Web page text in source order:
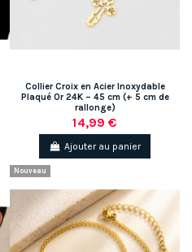
Collier Croix en Acier Inoxydable
Plaqué Or 24K – 45 cm (+ 5 cm de
rallonge)
14,99 €
Ajouter au panier
Nouveau